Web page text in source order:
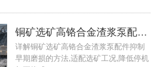
铜矿选矿高铬合金渣浆泵配件抑制早期磨损过快
详解铜矿选矿高铬合金渣浆泵配件抑制
早期磨损的方法,适配选矿工况,降低停机